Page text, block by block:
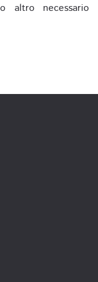
necessario